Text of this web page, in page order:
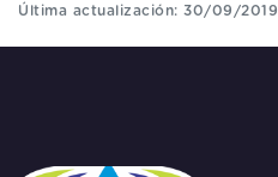
Última actualización: 30/09/2019